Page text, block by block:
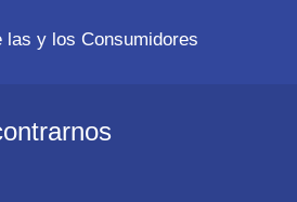
las y los Consumidores